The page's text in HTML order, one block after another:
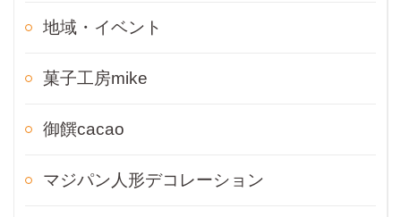
地域・イベント
菓子工房mike
御饌cacao
マジパン人形デコレーション